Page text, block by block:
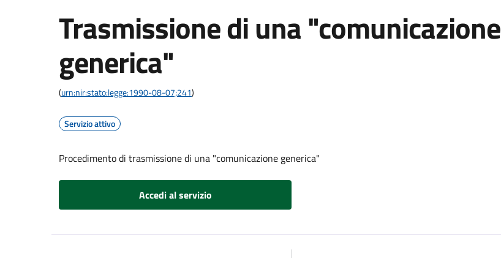
Trasmissione di una "comunicazione
generica"
(urn:nir:stato:legge:1990-08-07;241)
Servizio attivo
Procedimento di trasmissione di una "comunicazione generica"
Accedi al servizio